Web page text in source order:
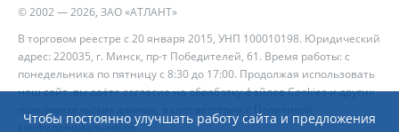
Чтобы постоянно улучшать работу сайта и предложения
© 2002 — 2026, ЗАО «АТЛАНТ»
В торговом реестре с 20 января 2015, УНП 100010198. Юридический
адрес: 220035, г. Минск, пр-т Победителей, 61. Время работы: с
понедельника по пятницу с 8:30 до 17:00. Продолжая использовать
наш сайт, вы даёте согласие на обработку файлов Cookies и других
конфиденциальности.